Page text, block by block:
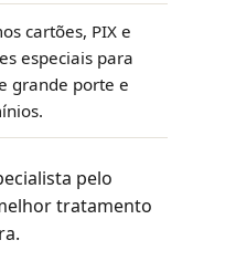
cartões, PIX e
especiais para
grande porte e
pelo
tratamento